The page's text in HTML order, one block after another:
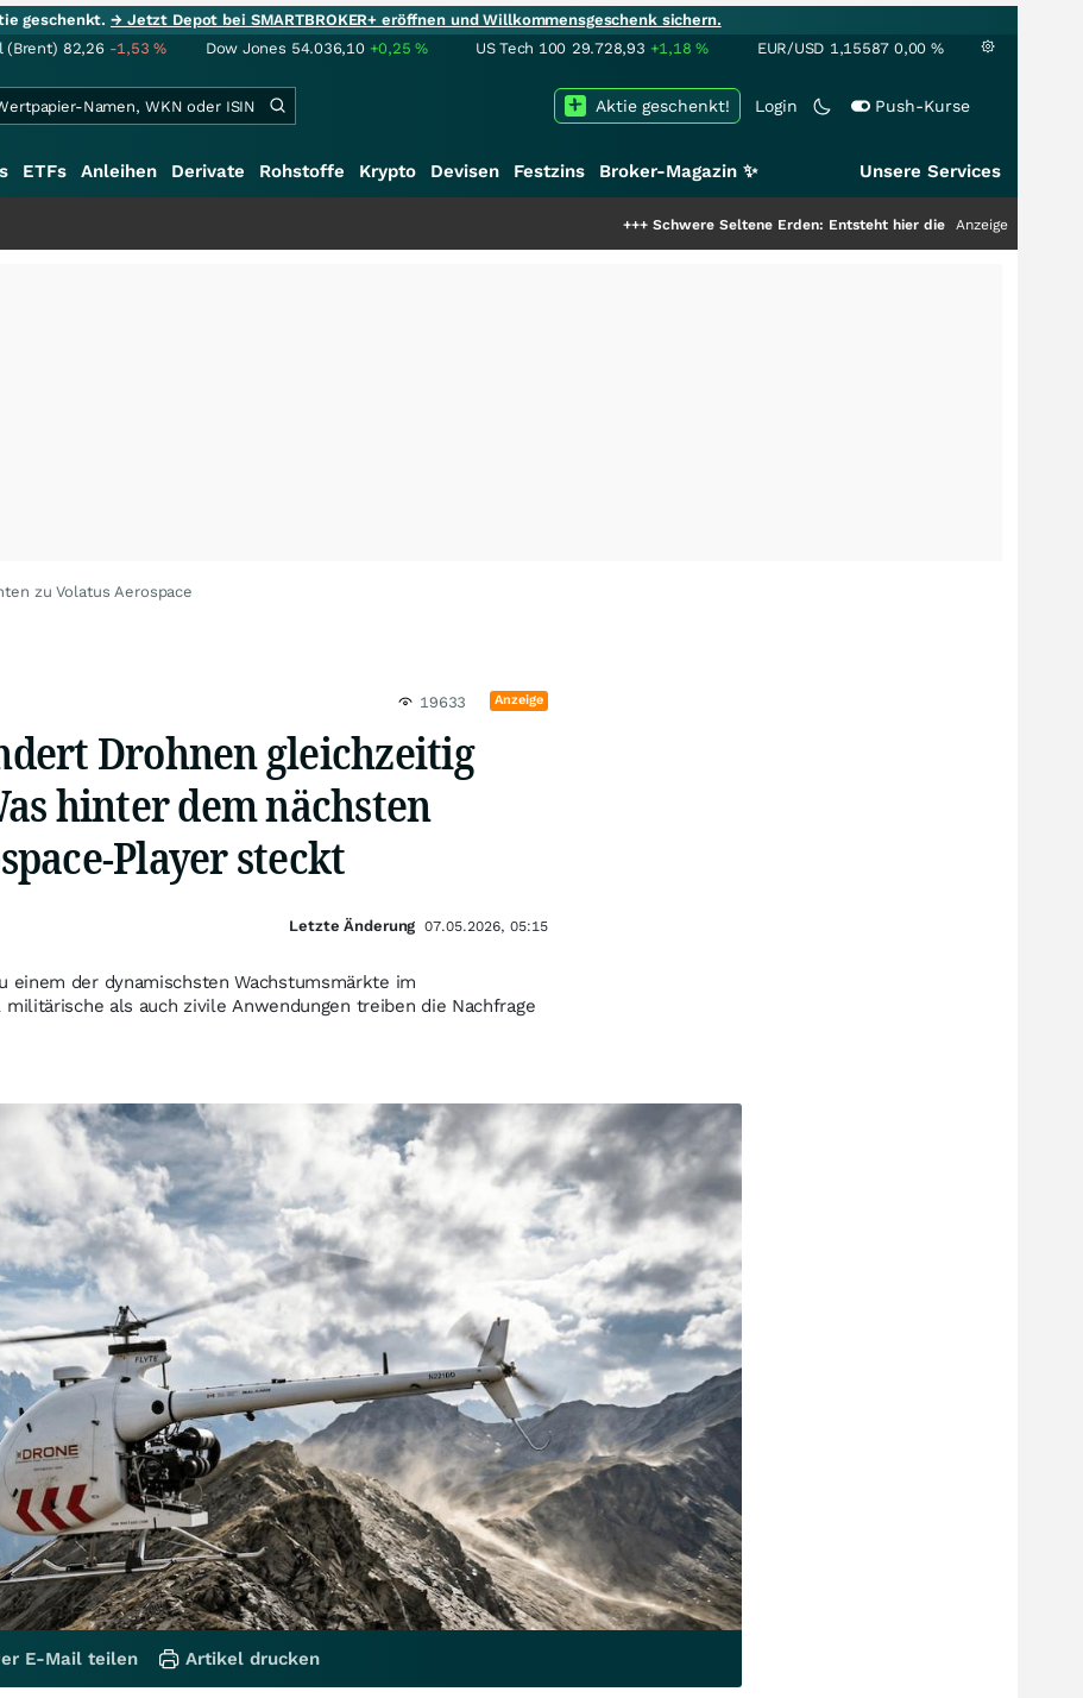
geschenkt.→ Jetzt Depot bei SMARTBROKER+ eröffnen und Willkommensgeschenk sichern.
(Brent) 82,26 -1,53% Dow Jones 54.036,10 +0,25% US Tech 100 29.728,93 +1,18% EUR/USD 1,15587 0,00 %
Login Push-Kurse
Aktie geschenkt!
ETFs Anleihen Derivate Rohstoffe Krypto Devisen Festzins Broker-Magazin ✨ Unsere Services
Schwere Seltene Erden: Entsteht hier die nächste Milliardenstory?
Anzeige
zu Volatus Aerospace
19633 Anzeige
Drohnen gleichzeitig
hinter dem nächsten
Player steckt
einem der dynamischsten Wachstumsmärkte im
als auch zivile Anwendungen treiben die Nachfrage
Letzte Änderung 07.05.2026, 05:15
E-Mail teilen Artikel drucken